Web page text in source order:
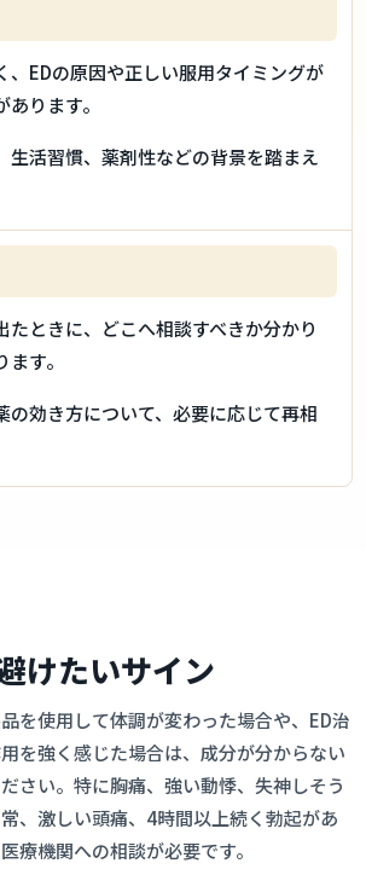
、EDの原因や正しい服用タイミングが
ります。
生活習慣、薬剤性などの背景を踏まえ
たときに、どこへ相談すべきか分かり
す。
の効き方について、必要に応じて再相
けたいサイン
を使用して体調が変わった場合や、ED治
を強く感じた場合は、成分が分からない
さい。特に胸痛、強い動悸、失神しそう
、激しい頭痛、4時間以上続く勃起があ
療機関への相談が必要です。